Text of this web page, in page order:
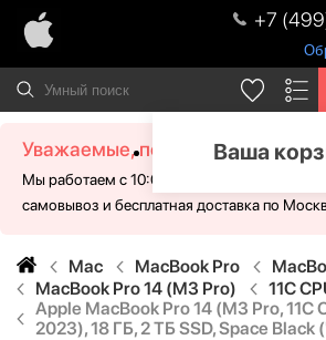
+7
Ваша
Уважаемые, посетители!
Мы работаем с 10:00 - 21:00 без выходных.
самовывоз и бесплатная доставка по
Mac MacBook Pro
MacBook Pro 14 (M3 Pro)
11C
Apple MacBook Pro 14 (M3 Pro, 11C
2023), 18 ГБ, 2 ТБ SSD, Space